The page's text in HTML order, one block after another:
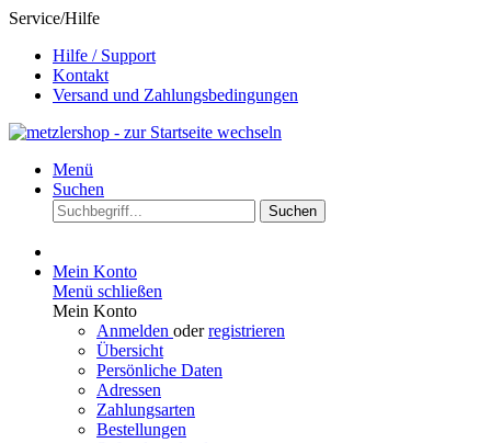
Service/Hilfe
Hilfe / Support
Kontakt
Versand und Zahlungsbedingungen
Menü
Suchen
Suchen
Mein Konto
Menü schließen
Mein Konto
Anmelden oderregistrieren
Übersicht
Persönliche Daten
Adressen
Zahlungsarten
Bestellungen